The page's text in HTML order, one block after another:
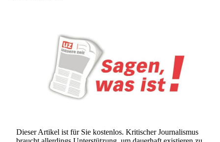
Dieser Artikel ist für Sie kostenlos. Kritischer Journalismus